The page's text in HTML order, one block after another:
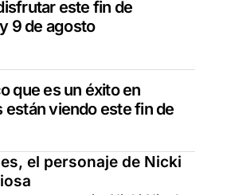
este fin de
9 de agosto
que es un éxito en
están viendo este fin de
el personaje de Nicki